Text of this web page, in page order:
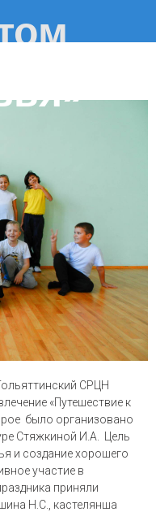
СРЦН
«Путешествие к
было организовано
Стяжкиной И.А. Цель
и создание хорошего
участие в
приняли
Н.С., кастелянша